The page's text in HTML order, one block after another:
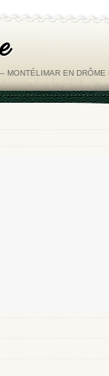
MONTÉLIMAR EN DRÔME